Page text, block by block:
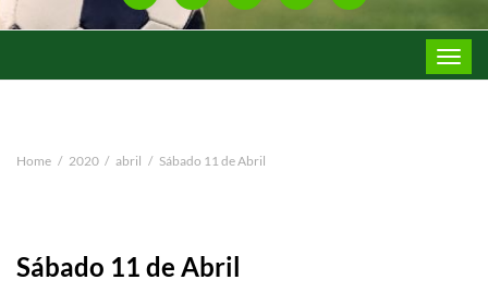
Toggle
Home 2020 abril Sábado 11 de Abril
Sábado 11 de Abril